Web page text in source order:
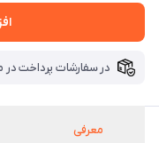
در سفارشات پرداخت در محل مبلغ 127000 تومان علی الحساب و بدون بازگشت
معرفی